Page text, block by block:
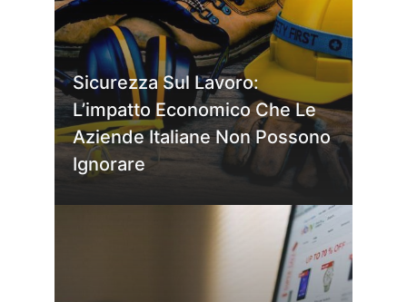
Sicurezza Sul Lavoro:
L’impatto Economico Che Le
Aziende Italiane Non Possono
Ignorare